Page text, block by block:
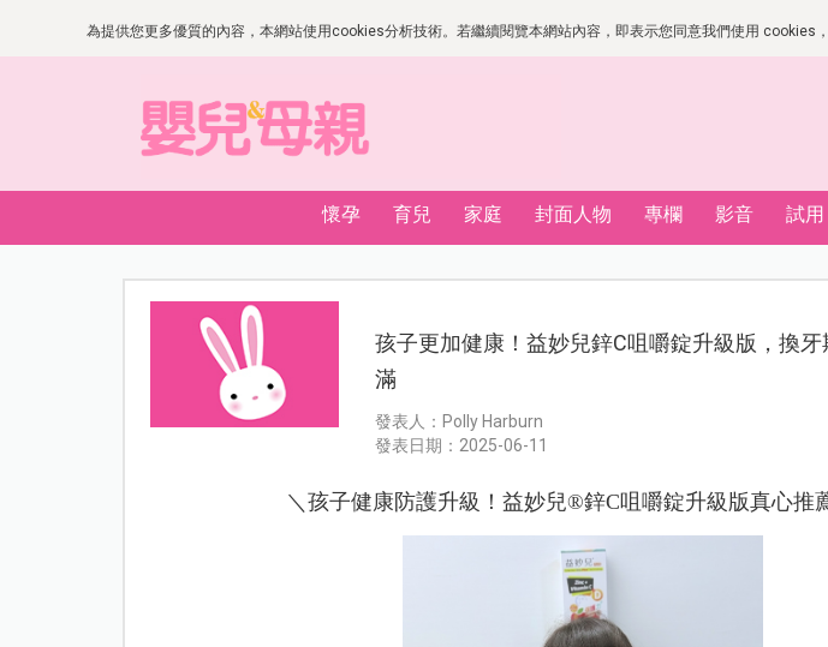
為提供您更多優質的內容，本網站使用cookies分析技術。若繼續閱覽本網站內容，即表示您同意我們使用 cookies
懷孕 育兒 家庭 封面人物 專欄 影音 試用
孩子更加健康！益妙兒鋅C咀嚼錠升級版，換
滿
發表人：Polly Harburn
發表日期：2025-06-11
＼孩子健康防護升級！益妙兒®鋅C咀嚼錠升級版真心推